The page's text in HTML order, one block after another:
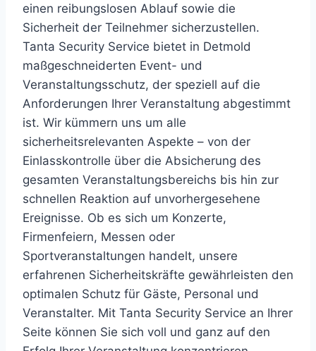
einen reibungslosen Ablauf sowie die
Sicherheit der Teilnehmer sicherzustellen.
Tanta Security Service bietet in Detmold
maßgeschneiderten Event- und
Veranstaltungsschutz, der speziell auf die
Anforderungen Ihrer Veranstaltung abgestimmt
ist. Wir kümmern uns um alle
sicherheitsrelevanten Aspekte – von der
Einlasskontrolle über die Absicherung des
gesamten Veranstaltungsbereichs bis hin zur
schnellen Reaktion auf unvorhergesehene
Ereignisse. Ob es sich um Konzerte,
Firmenfeiern, Messen oder
Sportveranstaltungen handelt, unsere
erfahrenen Sicherheitskräfte gewährleisten den
optimalen Schutz für Gäste, Personal und
Veranstalter. Mit Tanta Security Service an Ihrer
Seite können Sie sich voll und ganz auf den